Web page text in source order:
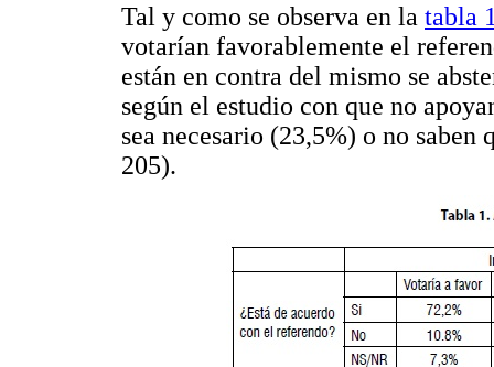
Tal y como se observa en la tabla
votarían favorablemente el
están en contra del mismo se
según el estudio con que no
sea necesario (23,5%) o no
205).